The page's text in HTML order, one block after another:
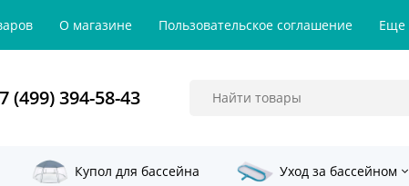
О магазине Пользовательское соглашение Еще
(499) 394-58-43
Купол для бассейна Уход за бассейном